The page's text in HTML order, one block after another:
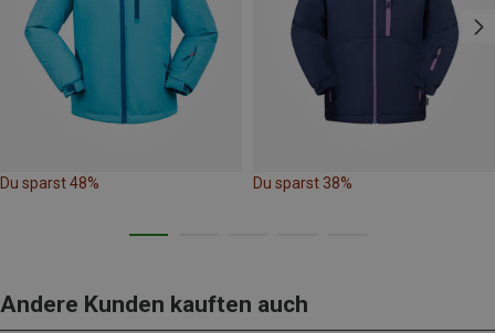
Du sparst 48% Du sparst 38%
Andere Kunden kauften auch